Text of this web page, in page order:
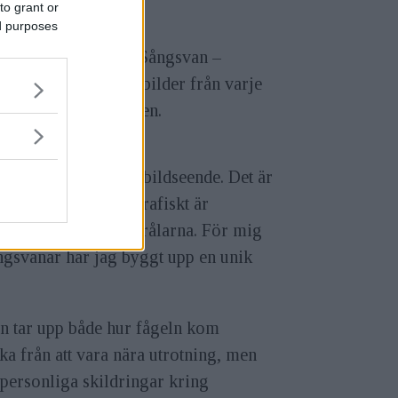
grant or
purposes
Anna Froster: "Sångsvan –
till utrotning. Med bilder från varje
nu samlas i boken.
att utveckla mitt bildseende. Det är
värld. Rent fotografiskt är
reflekterar solstrålarna. För mig
har jag byggt upp en unik
tar upp både hur fågeln kom
från att vara nära utrotning, men
personliga skildringar kring